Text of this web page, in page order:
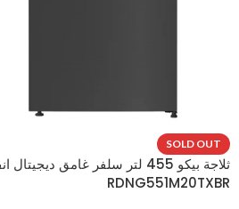
SOLD OUT
ثلاجة بيكو 455 لتر سلفر غامق ديجيتال
RDNG551M20TXBR